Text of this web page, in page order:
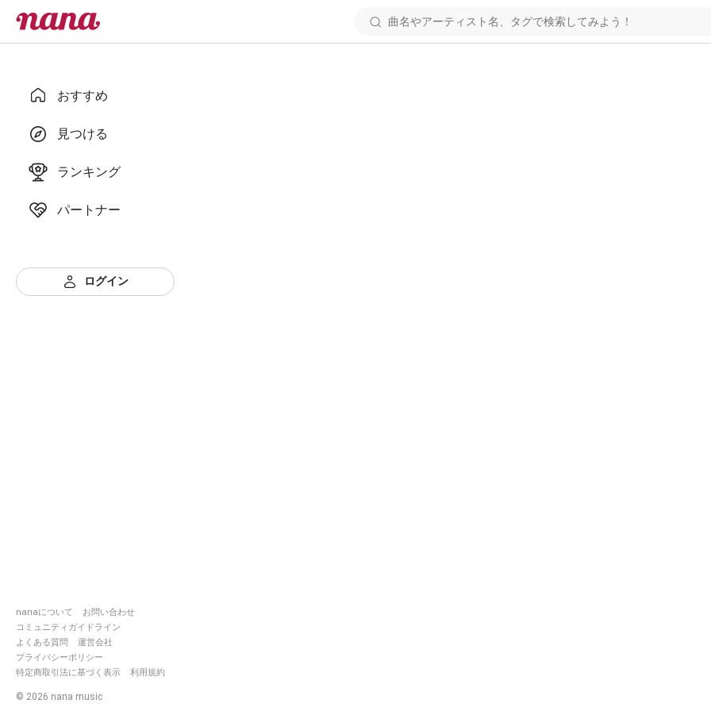
おすすめ
見つける
ランキング
パートナー
ログイン
nanaについて
お問い合わせ
コミュニティガイドライン
よくある質問
運営会社
プライバシーポリシー
特定商取引法に基づく表示
利用規約
© 2026 nana music